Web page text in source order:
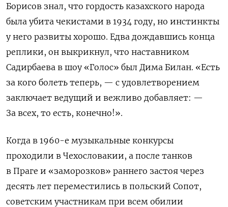
Борисов знал, что гордость казахского народа
была убита чекистами в 1934 году, но инстинкты
у него развиты хорошо. Едва дождавшись конца
реплики, он выкрикнул, что наставником
Садирбаева в шоу «Голос» был Дима Билан. «Есть
за кого болеть теперь, — с удовлетворением
заключает ведущий и вежливо добавляет: —
За всех, то есть, конечно!».
Когда в 1960-е музыкальные конкурсы
проходили в Чехословакии, а после танков
в Праге и «заморозков» раннего застоя через
десять лет переместились в польский Сопот,
советским участникам при всем обилии